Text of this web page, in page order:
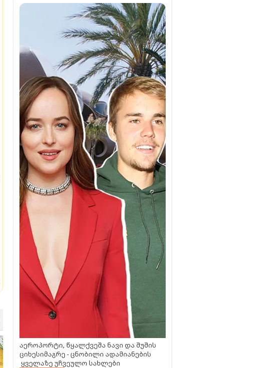
აეროპორტი, წყალქვეშა ნავი და შუშის
ციხესიმაგრე - ცნობილი ადამიანების
ყველაზე უჩვეულო სახლები